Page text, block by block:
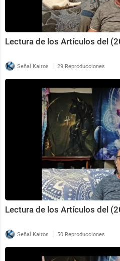
Lectura de los Artículos del
Señal Kairos | 29 Reproducciones
Lectura de los Artículos del
Señal Kairos | 50 Reproducciones